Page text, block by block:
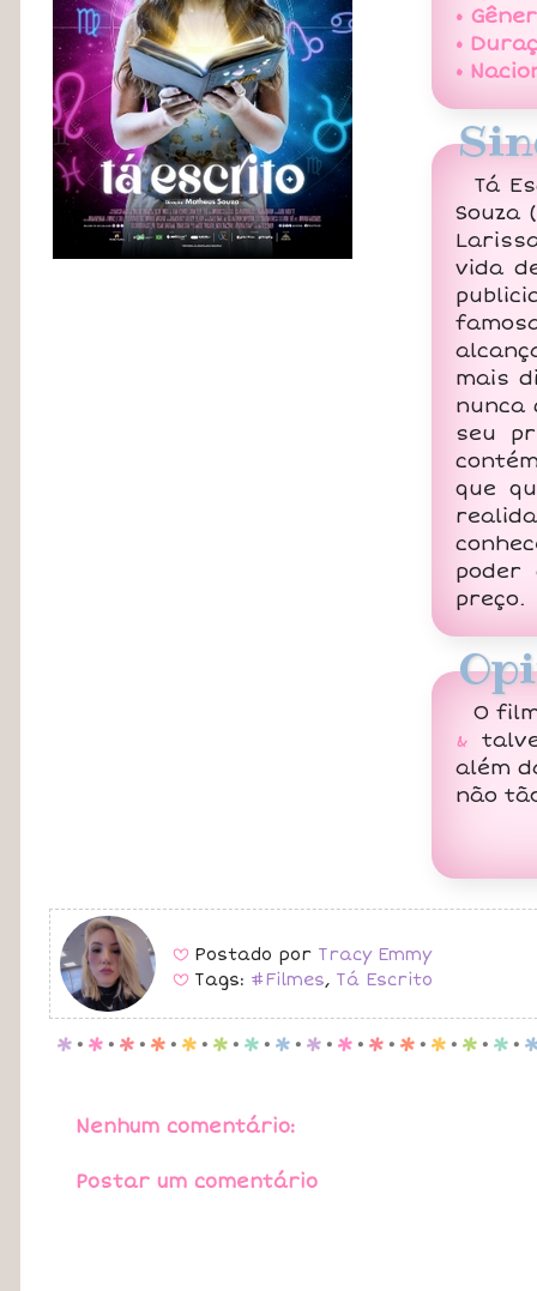
•
•
•
Tá
Souza (
vida
mais
nunca
seu
que
poder
preço.
O
&
além
não
B Postado por Tracy Emmy
B Tags: #Filmes, Tá Escrito
p . p . p . p . p . p . p . p . p . p . p . p . p . p . p .
Nenhum comentário:
Postar um comentário